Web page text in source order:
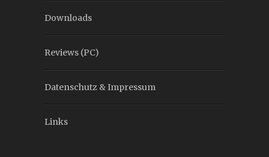
Downloads
Reviews (PC)
Datenschutz & Impressum
Links